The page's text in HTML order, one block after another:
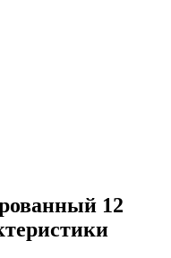
12